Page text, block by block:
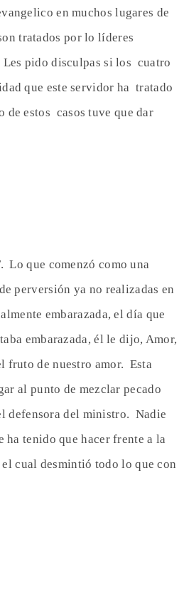
en muchos lugares de
tratados por lo líderes
pido disculpas si los cuatro
que este servidor ha tratado
de estos casos tuve que dar
que comenzó como una
perversión ya no realizadas en
embarazada, el día que
embarazada, él le dijo, Amor,
fruto de nuestro amor. Esta
al punto de mezclar pecado
defensora del ministro. Nadie
tenido que hacer frente a la
cual desmintió todo lo que con